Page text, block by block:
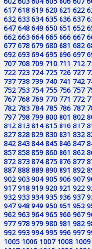
617 618 619 620 621 622
632 633 634 635 636 637
647 648 649 650 651 652
662 663 664 665 666 667
677 678 679 680 681 682
692 693 694 695 696 697
707 708 709 710 711 712
722 723 724 725 726 727
737 738 739 740 741 742
752 753 754 755 756 757
767 768 769 770 771 772
782 783 784 785 786 787
797 798 799 800 801 802
812 813 814 815 816 817
827 828 829 830 831 832
842 843 844 845 846 847
857 858 859 860 861 862
872 873 874 875 876 877
887 888 889 890 891 892
902 903 904 905 906 907
917 918 919 920 921 922
932 933 934 935 936 937
947 948 949 950 951 952
962 963 964 965 966 967
977 978 979 980 981 982
992 993 994 995 996 997
1005 1006 1007 1008 1009